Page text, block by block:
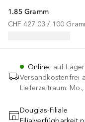
1.85 Gramm
CHF 427.03 / 100
Online: auf Lager
Versandkostenfrei
Lieferzeitraum:
Douglas-Filiale